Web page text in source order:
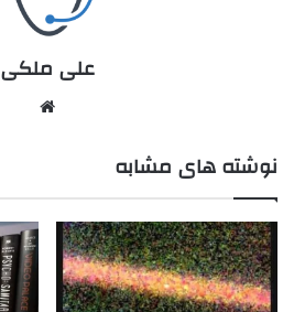
علی ملکی
نوشته های مشابه